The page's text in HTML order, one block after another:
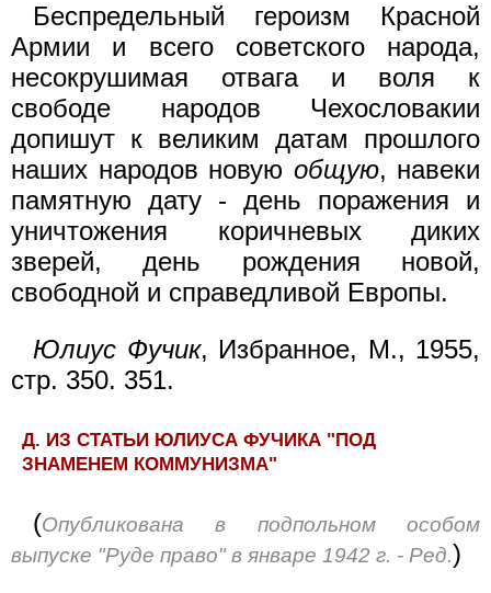
Беспредельный героизм Красной
Армии и всего советского народа,
несокрушимая отвага и воля к
свободе народов Чехословакии
допишут к великим датам прошлого
наших народов новую общую, навеки
памятную дату - день поражения и
уничтожения коричневых диких
зверей, день рождения новой,
свободной и справедливой Европы.
Юлиус Фучик, Избранное, М., 1955,
стр. 350. 351.
Д. ИЗ СТАТЬИ ЮЛИУСА ФУЧИКА "ПОД
ЗНАМЕНЕМ КОММУНИЗМА"
(Опубликована в подпольном особом
выпуске "Руде право" в январе 1942 г. - Ред.)